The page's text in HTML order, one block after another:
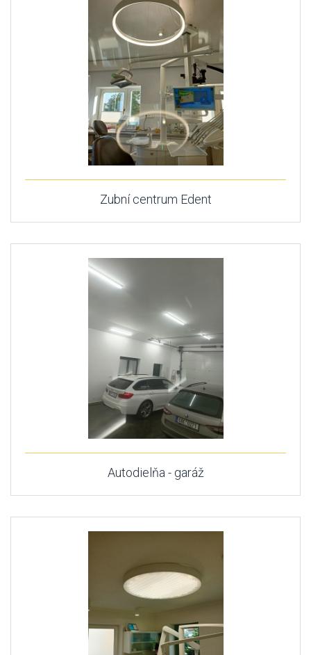
Zubní centrum Edent
Autodielňa - garáž